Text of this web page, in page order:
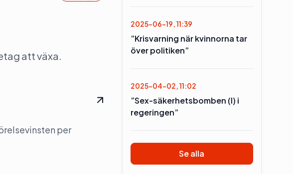
att växa.
per
2025-06-19, 11:39
”Krisvarning när kvinnorna tar
över politiken”
2025-04-02, 11:02
”Sex-säkerhetsbomben (l) i
regeringen”
Se alla